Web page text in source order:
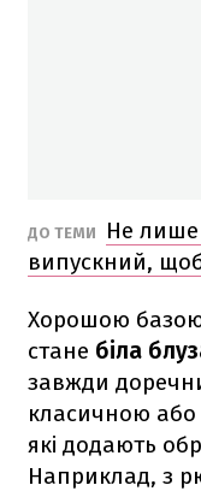
ДО ТЕМИ
Не лише
випускний,
Хорошою
стане біла
завжди
класичною
які додають
Наприклад, з